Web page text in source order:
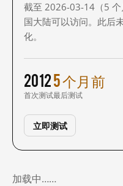
截至 2026-03-14（5 个
国大陆可以访问。此后
化。
2012
首次测试
5 个月前
最后测试
立即测试
加载中……